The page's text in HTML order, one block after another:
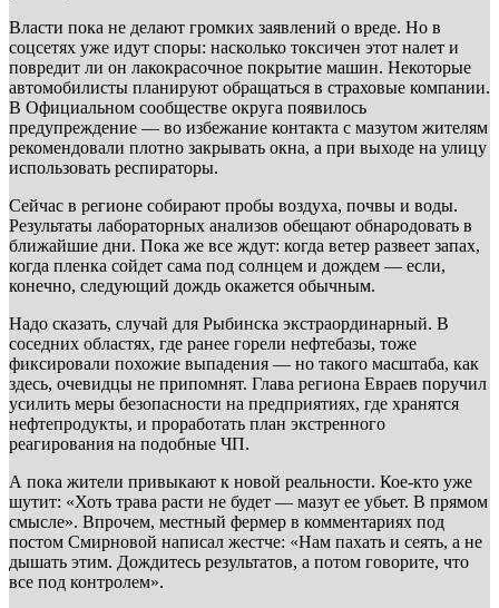
Власти пока не делают громких заявлений о вреде. Но в
соцсетях уже идут споры: насколько токсичен этот налет и
повредит ли он лакокрасочное покрытие машин. Некоторые
автомобилисты планируют обращаться в страховые компании.
В Официальном сообществе округа появилось
предупреждение — во избежание контакта с мазутом жителям
рекомендовали плотно закрывать окна, а при выходе на улицу
использовать респираторы.
Сейчас в регионе собирают пробы воздуха, почвы и воды.
Результаты лабораторных анализов обещают обнародовать в
ближайшие дни. Пока же все ждут: когда ветер развеет запах,
когда пленка сойдет сама под солнцем и дождем — если,
конечно, следующий дождь окажется обычным.
Надо сказать, случай для Рыбинска экстраординарный. В
соседних областях, где ранее горели нефтебазы, тоже
фиксировали похожие выпадения — но такого масштаба, как
здесь, очевидцы не припомнят. Глава региона Евраев поручил
усилить меры безопасности на предприятиях, где хранятся
нефтепродукты, и проработать план экстренного
реагирования на подобные ЧП.
А пока жители привыкают к новой реальности. Кое-кто уже
шутит: «Хоть трава расти не будет — мазут ее убьет. В прямом
смысле». Впрочем, местный фермер в комментариях под
постом Смирновой написал жестче: «Нам пахать и сеять, а не
дышать этим. Дождитесь результатов, а потом говорите, что
все под контролем».